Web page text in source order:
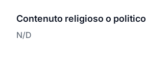
Contenuto religioso o politico
N/D